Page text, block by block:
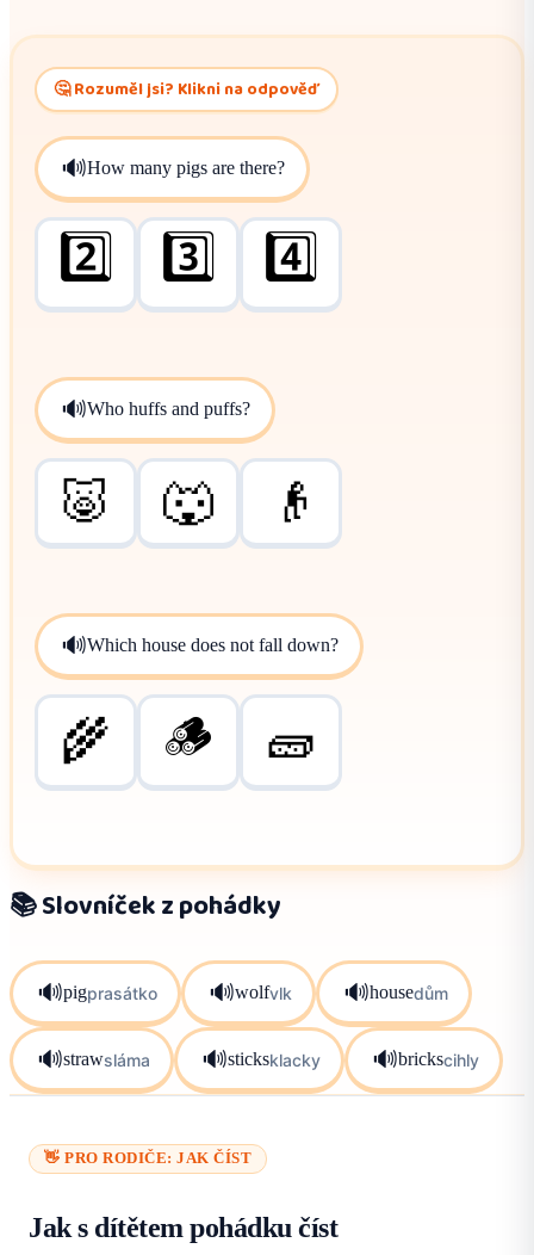
🤔 Rozuměl jsi? Klikni na odpověď
🔊How many pigs are there?
2️⃣ 3️⃣ 4️⃣
🔊Who huffs and puffs?
🐷 🐺 👴
🔊Which house does not fall down?
🌾 🪵 🧱
📚 Slovníček z pohádky
🔊pigprasátko 🔊wolfvlk 🔊housedům
🔊strawsláma 🔊sticksklacky 🔊brickscihly
👋 PRO RODIČE: JAK ČÍST
Jak s dítětem pohádku číst